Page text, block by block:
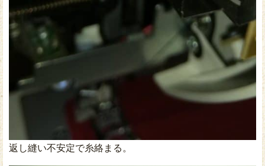
返し縫い不安定で糸絡まる。